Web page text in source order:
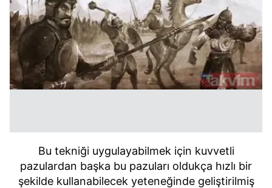
Bu tekniği uygulayabilmek için kuvvetli
pazulardan başka bu pazuları oldukça hızlı bir
şekilde kullanabilecek yeteneğinde geliştirilmiş